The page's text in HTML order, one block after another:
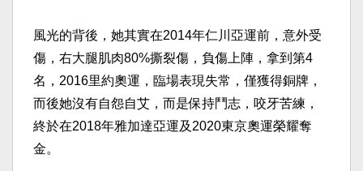
風光的背後，她其實在2014年仁川亞運前，意外受
傷，右大腿肌肉80%撕裂傷，負傷上陣，拿到第4
名，2016里約奧運，臨場表現失常，僅獲得銅牌，
而後她沒有自怨自艾，而是保持鬥志，咬牙苦練，
終於在2018年雅加達亞運及2020東京奧運榮耀奪
金。